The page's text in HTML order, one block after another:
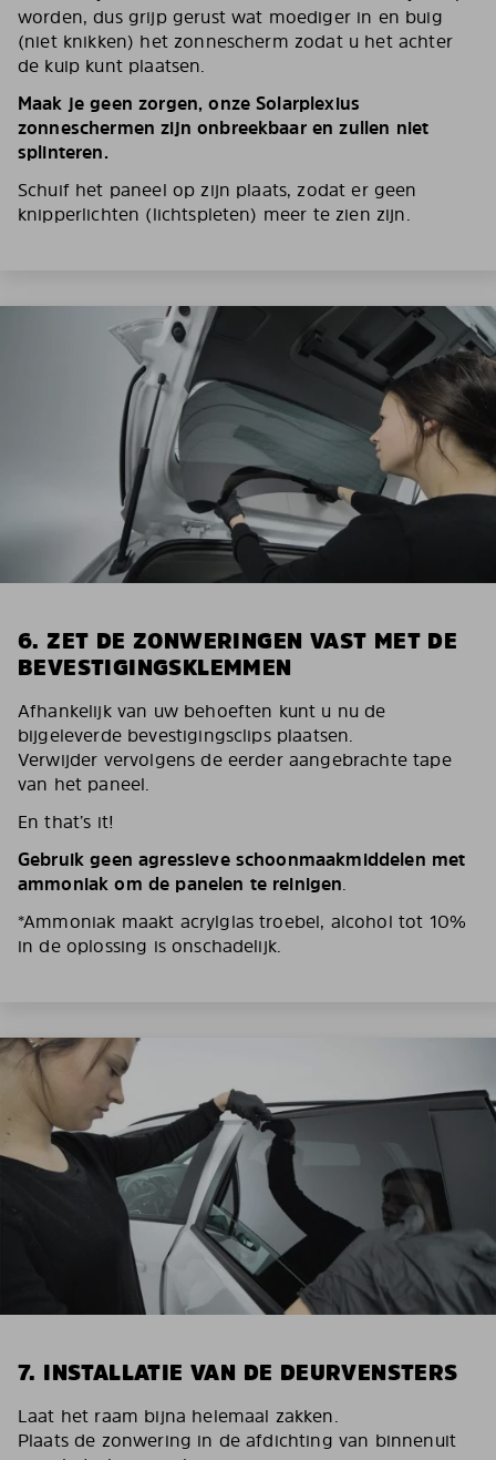
worden, dus grijp gerust wat moediger in en buig
(niet knikken) het zonnescherm zodat u het achter
de kuip kunt plaatsen.
Maak je geen zorgen, onze Solarplexius
zonneschermen zijn onbreekbaar en zullen niet
splinteren.
Schuif het paneel op zijn plaats, zodat er geen
knipperlichten (lichtspleten) meer te zien zijn.
6. ZET DE ZONWERINGEN VAST MET DE
BEVESTIGINGSKLEMMEN
Afhankelijk van uw behoeften kunt u nu de
bijgeleverde bevestigingsclips plaatsen.
Verwijder vervolgens de eerder aangebrachte tape
van het paneel.
En that’s it!
Gebruik geen agressieve schoonmaakmiddelen met
ammoniak om de panelen te reinigen.
*Ammoniak maakt acrylglas troebel, alcohol tot 10%
in de oplossing is onschadelijk.
7. INSTALLATIE VAN DE DEURVENSTERS
Laat het raam bijna helemaal zakken.
Plaats de zonwering in de afdichting van binnenuit